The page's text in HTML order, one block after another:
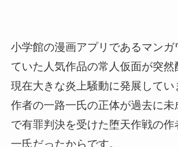
小学館の漫画アプリであるマン
ていた人気作品の常人仮面が突然
現在大きな炎上騒動に発展して
作者の一路一氏の正体が過去に未
で有罪判決を受けた堕天作戦の
一氏だったからです。